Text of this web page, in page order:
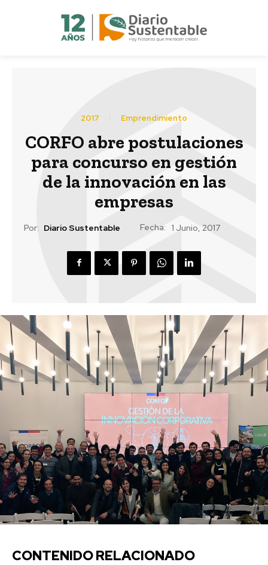
2017 Emprendimiento
CORFO abre postulaciones
para concurso en gestión
de la innovación en las
empresas
Por: Diario Sustentable Fecha: 1 Junio, 2017
CONTENIDO RELACIONADO